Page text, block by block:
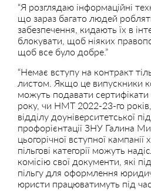
“Я розглядаю інформаційні
що зараз багато людей
забезпечення, кидають їх в
блокувати, щоб ніяких
щоб все було добре.”
“Немає вступу на контракт
листом. Якщо це випускники
можуть подавати
року, чи НМТ 2022-23-го
відділу доуніверситетської
профорієнтації ЗНУ Галина
цьогорічної вступної
пільгові категорії можуть
комісію свої документи, які
пільгу для оформлення
юристи працюватимуть під час